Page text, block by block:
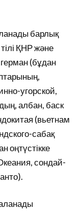
барлық
ҚНР және
герман (бұдан
угорской,
албан, баск
(вьетнам
сабақ
оңтүстікке
сондай-